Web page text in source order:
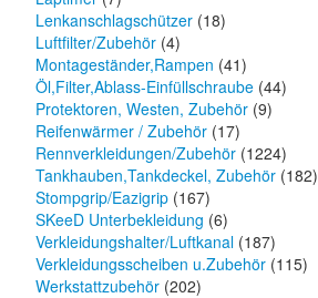
Lenkanschlagschützer (18)
Luftfilter/Zubehör (4)
Montageständer,Rampen (41)
Öl,Filter,Ablass-Einfüllschraube (44)
Protektoren, Westen, Zubehör (9)
Reifenwärmer / Zubehör (17)
Rennverkleidungen/Zubehör (1224)
Tankhauben,Tankdeckel, Zubehör (182)
Stompgrip/Eazigrip (167)
SKeeD Unterbekleidung (6)
Verkleidungshalter/Luftkanal (187)
Verkleidungsscheiben u.Zubehör (115)
Werkstattzubehör (202)